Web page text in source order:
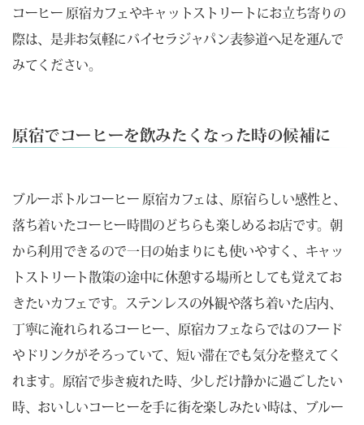
コーヒー 原宿カフェやキャットストリートにお立ち寄りの
際は、是非お気軽にバイセラジャパン表参道へ足を運んで
みてください。
原宿でコーヒーを飲みたくなった時の候補に
ブルーボトルコーヒー 原宿カフェは、原宿らしい感性と、
落ち着いたコーヒー時間のどちらも楽しめるお店です。朝
から利用できるので一日の始まりにも使いやすく、キャッ
トストリート散策の途中に休憩する場所としても覚えてお
きたいカフェです。ステンレスの外観や落ち着いた店内、
丁寧に淹れられるコーヒー、原宿カフェならではのフード
やドリンクがそろっていて、短い滞在でも気分を整えてく
れます。原宿で歩き疲れた時、少しだけ静かに過ごしたい
時、おいしいコーヒーを手に街を楽しみたい時は、ブルー